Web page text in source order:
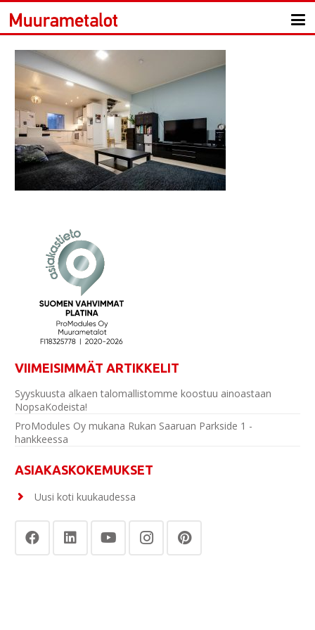
VIIMEISIMMÄT ARTIKKELIT
Syyskuusta alkaen talomallistomme koostuu ainoastaan
NopsaKodeista!
ProModules Oy mukana Rukan Saaruan Parkside 1 -
hankkeessa
ASIAKASKOKEMUKSET
Uusi koti kuukaudessa